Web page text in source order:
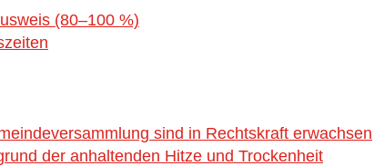
(80–100 %)
sind in Rechtskraft erwachsen
der anhaltenden Hitze und Trockenheit